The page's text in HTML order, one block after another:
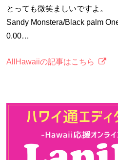
とっても微笑ましいですよ。
Sandy Monstera/Black palm
0.00…
AllHawaiiの記事はこちら